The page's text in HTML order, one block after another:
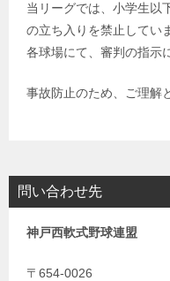
当リーグでは、小学生以
の立ち入りを禁止してい
各球場にて、審判の指示
事故防止のため、ご理解
問い合わせ先
神戸西軟式野球連盟
〒654-0026